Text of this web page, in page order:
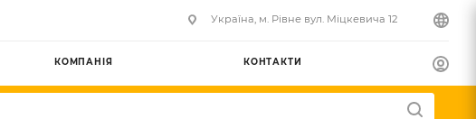
Українa, м. Рівне вул. Міцкевича 12
КОМПАНІЯ КОНТАКТИ